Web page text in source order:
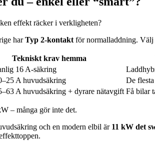
effekt räcker i verkligheten?
harTyp 2-kontakt för normalladdning. Välj
Tekniskt krav hemma
16 A-säkring
A huvudsäkring De
A huvudsäkring + dyrare nätavgift Få bilar
– många gör inte det.
och en modern elbil är 11 kW det